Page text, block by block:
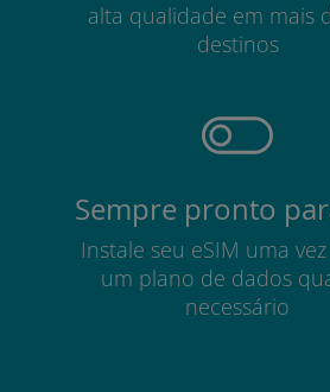
alta qualidade em mais
destinos
Sempre pronto
Instale seu eSIM uma
um plano de dados
necessário